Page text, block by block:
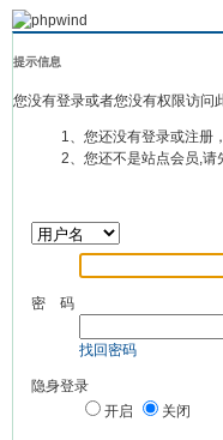
提示信息
您没有登录或者您没有权限访问
1、您还没有登录或注册
2、您还不是站点会员,请
密 码
找回密码
隐身登录
开启
关闭